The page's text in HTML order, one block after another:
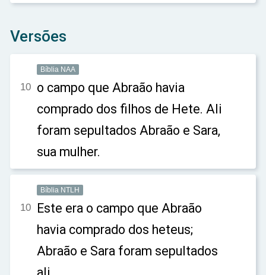
Versões
Bíblia NAA
10 o campo que Abraão havia
comprado dos filhos de Hete. Ali
foram sepultados Abraão e Sara,
sua mulher.
Bíblia NTLH
10 Este era o campo que Abraão
havia comprado dos heteus;
Abraão e Sara foram sepultados